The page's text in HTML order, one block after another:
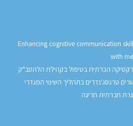
Enhancing cognitive communication
with
הכרתית בטיפול בקהילת הלהטב"ק
טרנסג'נדרים בתהליך השינוי המגדרי
חברתית חריגה